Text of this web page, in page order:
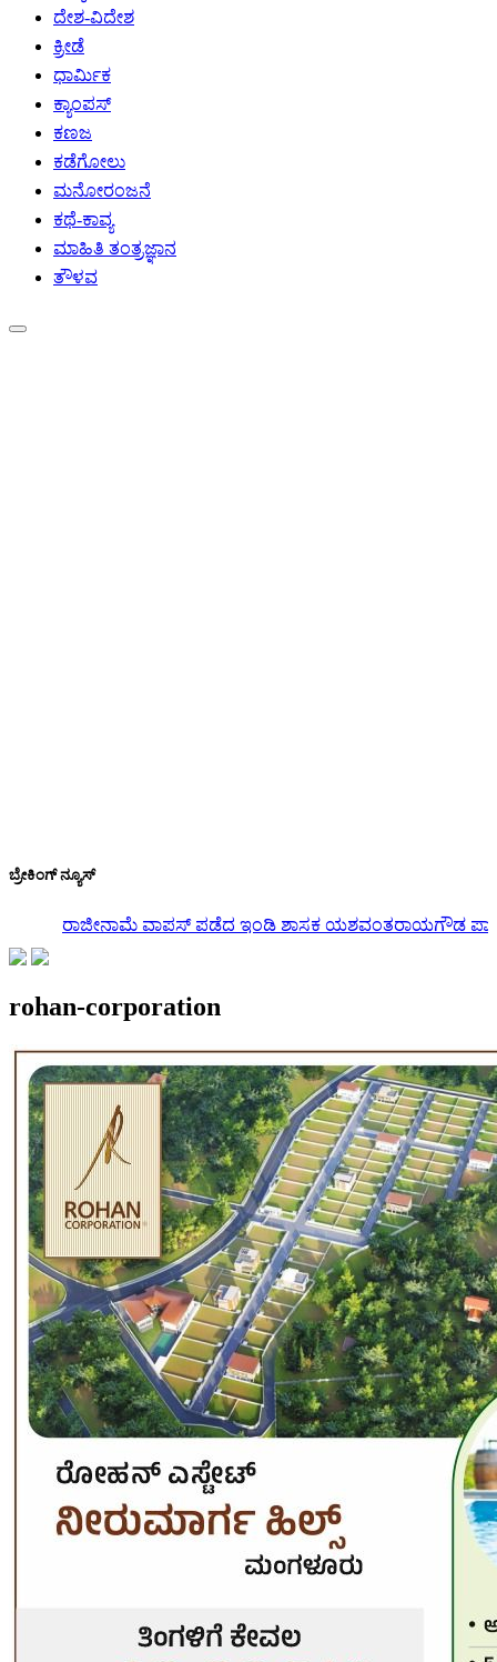
ದೇಶ-ವಿದೇಶ
ಕ್ರೀಡೆ
ಧಾರ್ಮಿಕ
ಕ್ಯಾಂಪಸ್
ಕಣಜ
ಕಡೆಗೋಲು
ಮನೋರಂಜನೆ
ಕಥೆ-ಕಾವ್ಯ
ಮಾಹಿತಿ ತಂತ್ರಜ್ಞಾನ
ತೌಳವ
ಬ್ರೇಕಿಂಗ್ ನ್ಯೂಸ್
ರಾಜೀನಾಮೆ ವಾಪಸ್ ಪಡೆದ ಇಂಡಿ ಶಾಸಕ ಯಶವಂತರಾಯಗೌಡ
rohan-corporation